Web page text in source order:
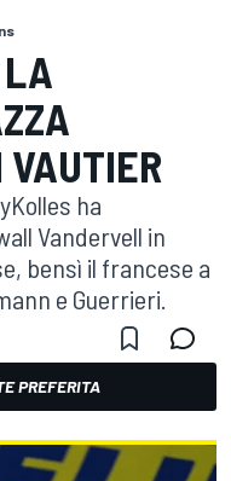
ha
Vandervell in
bensì il francese a
e Guerrieri.
PREFERITA